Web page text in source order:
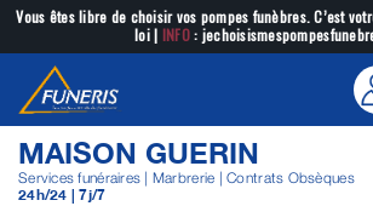
Passer
contenu
Vous êtes libre de choisir vos pompes funèbres. C’est
loi | INFO:
MAISON GUERIN
Services funéraires | Marbrerie | Contrats Obsèques
24h/24 | 7j/7